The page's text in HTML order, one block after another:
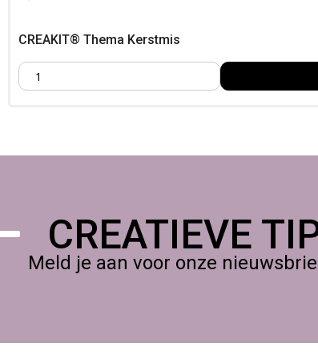
CREAKIT® Thema Kerstmis
CREATIEVE
Meld je aan voor onze